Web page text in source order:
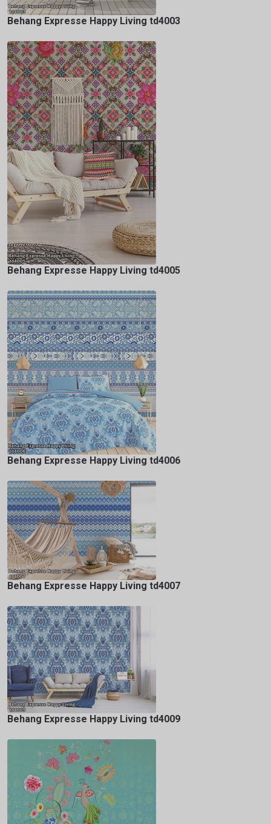
Behang Expresse Happy Living td4003
Behang Expresse Happy Living td4005
Behang Expresse Happy Living td4006
Behang Expresse Happy Living td4007
Behang Expresse Happy Living td4009